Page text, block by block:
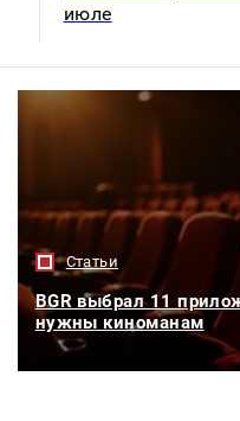
июле
Статьи
BGR выбрал 11
нужны киноманам